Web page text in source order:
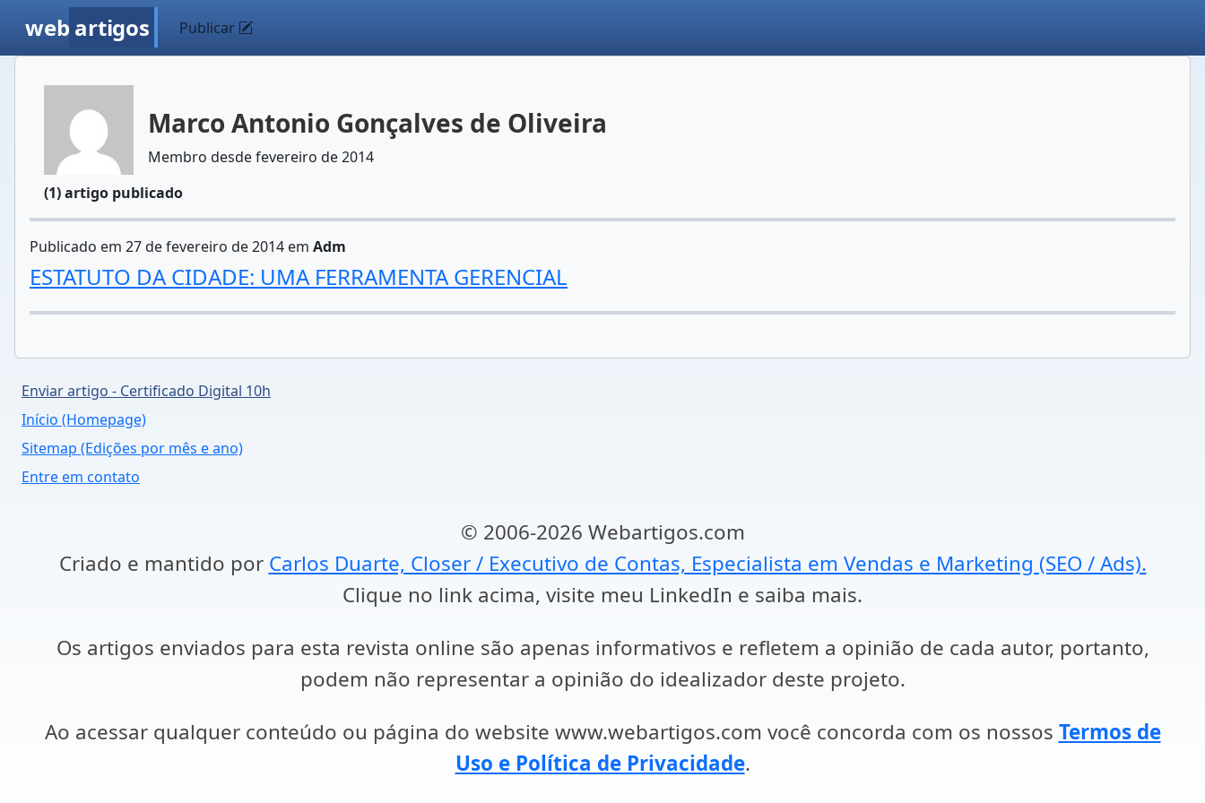
web artigos Publicar
Marco Antonio Gonçalves de Oliveira
Membro desde fevereiro de 2014
(1) artigo publicado
Publicado em 27 de fevereiro de 2014 em Adm
ESTATUTO DA CIDADE: UMA FERRAMENTA GERENCIAL
Enviar artigo - Certificado Digital 10h
Início (Homepage)
Sitemap (Edições por mês e ano)
Entre em contato
© 2006-2026 Webartigos.com
Criado e mantido por Carlos Duarte, Closer / Executivo de Contas, Especialista em Vendas e Marketing (SEO / Ads).
Clique no link acima, visite meu LinkedIn e saiba mais.
Os artigos enviados para esta revista online são apenas informativos e refletem a opinião de cada autor, portanto,
podem não representar a opinião do idealizador deste projeto.
Ao acessar qualquer conteúdo ou página do website www.webartigos.com você concorda com os nossos Termos de
Uso e Política de Privacidade.